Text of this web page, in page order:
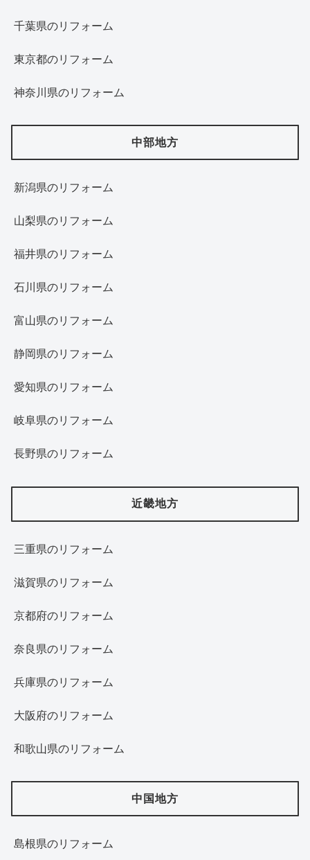
千葉県のリフォーム
東京都のリフォーム
神奈川県のリフォーム
中部地方
新潟県のリフォーム
山梨県のリフォーム
福井県のリフォーム
石川県のリフォーム
富山県のリフォーム
静岡県のリフォーム
愛知県のリフォーム
岐阜県のリフォーム
長野県のリフォーム
近畿地方
三重県のリフォーム
滋賀県のリフォーム
京都府のリフォーム
奈良県のリフォーム
兵庫県のリフォーム
大阪府のリフォーム
和歌山県のリフォーム
中国地方
島根県のリフォーム